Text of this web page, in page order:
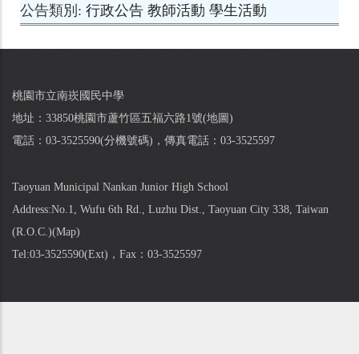
公告類別
行政公告 教師活動 學生活動
桃園市立南崁國民中學
地址：33850桃園市蘆竹區五福六路1號(地圖)
電話：03-3525590(分機號碼)，傳真電話：03-3525597
Taoyuan Municipal Nankan Junior High School
Address:No.1, Wufu 6th Rd., Luzhu Dist., Taoyuan City 338, Taiwan
(R.O.C.)(Map)
Tel:03-3525590(Ext)，Fax：03-3525597